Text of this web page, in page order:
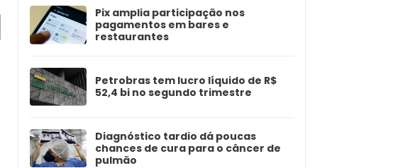
Pix amplia participação nos
pagamentos em bares e
restaurantes
Petrobras tem lucro líquido de R$
52,4 bi no segundo trimestre
Diagnóstico tardio dá poucas
chances de cura para o câncer de
pulmão